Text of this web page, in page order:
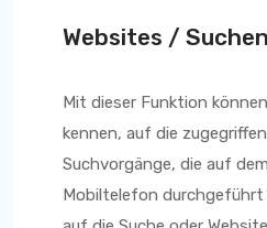
Websites / Suchen
Mit dieser Funktion
kennen, auf die
Suchvorgänge, die auf
Mobiltelefon durchgeführt